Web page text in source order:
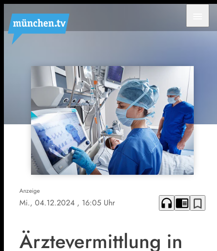
Anzeige
Mi., 04.12.2024 , 16:05 Uhr headphones chrome_reader_mode bookmark_border
Ärztevermittlung in